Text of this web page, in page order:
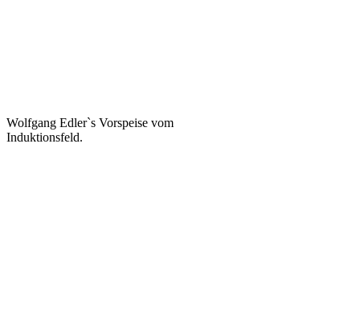
Wolfgang Edler`s Vorspeise vom
Induktionsfeld.